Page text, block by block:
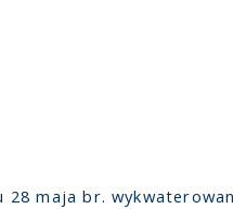
maja br.